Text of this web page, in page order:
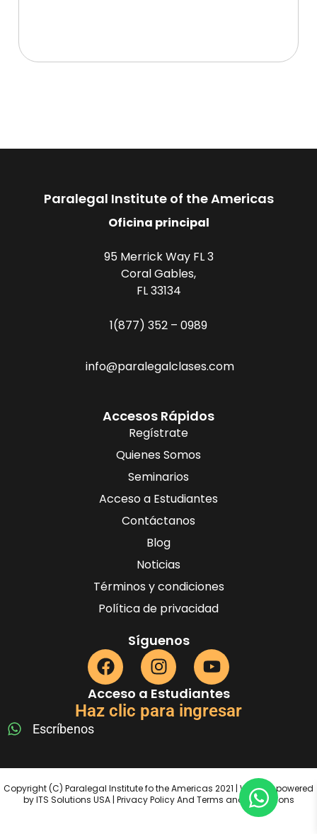
Paralegal Institute of the Americas
Oficina principal
95 Merrick Way FL 3
Coral Gables,
FL 33134
1(877) 352 – 0989
info@paralegalclases.com
Accesos Rápidos
Regístrate
Quienes Somos
Seminarios
Acceso a Estudiantes
Contáctanos
Blog
Noticias
Términos y condiciones
Política de privacidad
Síguenos
Acceso a Estudiantes
Haz clic para ingresar
Escríbenos
Copyright (C) Paralegal Institute fo the Americas 2021 | Website powered
by ITS Solutions USA | Privacy Policy And Terms and Conditions